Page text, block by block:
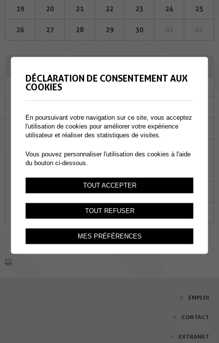
19 20 21 22 23 24 25
26 27 28 29 30
Ma
04 05 06 07 08
25 26 27 28 29
03
EMPLOI
CONTACT
EXTRANET
DÉCLARATION DE CONSENTEMENT AUX
COOKIES
En poursuivant votre navigation sur ce site, vous acceptez
l'utilisation de cookies pour améliorer votre expérience
utilisateur et réaliser des statistiques de visites.
Vous pouvez personnaliser l'utilisation des cookies à l'aide
du bouton ci-dessous.
TOUT ACCEPTER
TOUT REFUSER
MES PRÉFÉRENCES